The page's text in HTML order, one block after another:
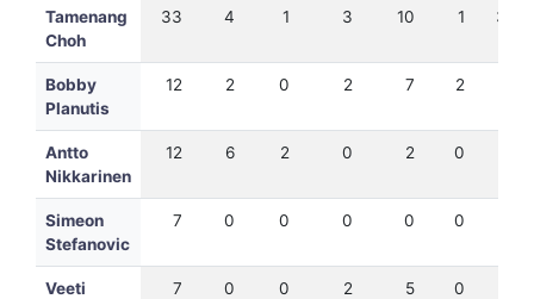
Tamenang
Choh
33 4 1 3 10 1 37
Bobby
Planutis
12 2 0 2 7 2
Antto
Nikkarinen
12 6 2 0 2 0
Simeon
Stefanovic
7 0 0 0 0 0
Veeti
7 0 0 2 5 0